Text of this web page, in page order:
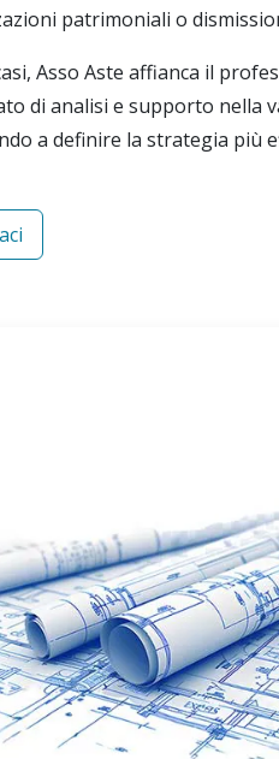
patrimoniali o
Asso Aste affianca il
di analisi e supporto nella
a definire la strategia più